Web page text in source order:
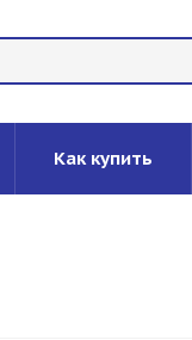
Как купить